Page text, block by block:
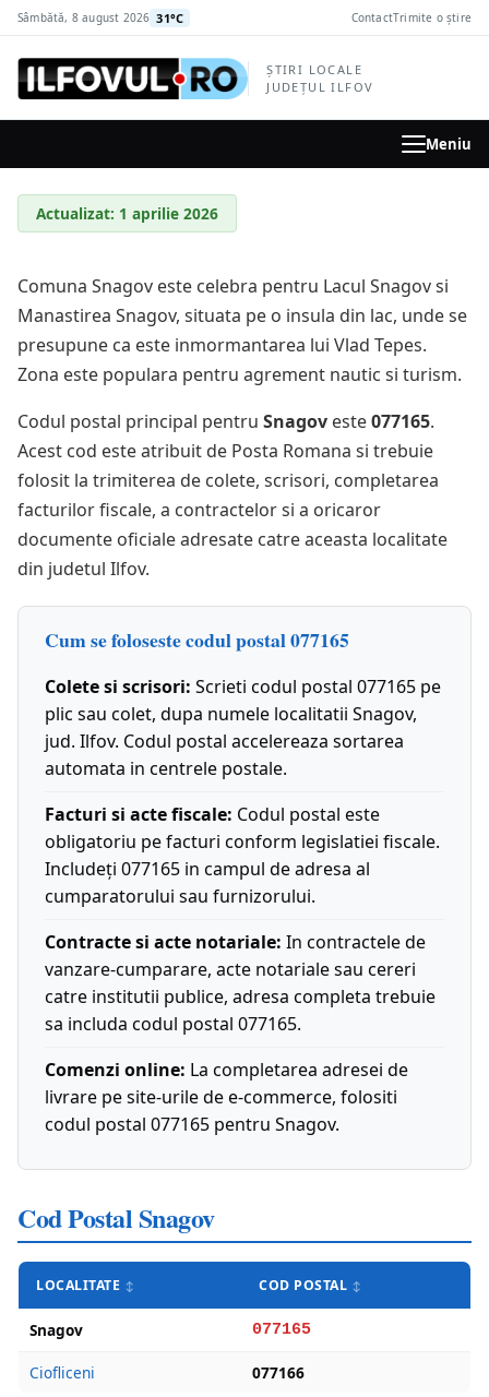
conținutul
Sâmbătă, 8 august 2026 31°C ContactTrimite o știre
ȘTIRI LOCALE
JUDEȚUL ILFOV
Meniu
Actualizat: 1 aprilie 2026
Comuna Snagov este celebra pentru Lacul Snagov si
Manastirea Snagov, situata pe o insula din lac, unde se
presupune ca este inmormantarea lui Vlad Tepes.
Zona este populara pentru agrement nautic si turism.
Codul postal principal pentru Snagov este077165.
Acest cod este atribuit de Posta Romana si trebuie
folosit la trimiterea de colete, scrisori, completarea
facturilor fiscale, a contractelor si a oricaror
documente oficiale adresate catre aceasta localitate
din judetul Ilfov.
Cum se foloseste codul postal 077165
Colete si scrisori: Scrieti codul postal 077165 pe
plic sau colet, dupa numele localitatii Snagov,
jud. Ilfov. Codul postal accelereaza sortarea
automata in centrele postale.
Facturi si acte fiscale: Codul postal este
obligatoriu pe facturi conform legislatiei fiscale.
Includeți 077165 in campul de adresa al
cumparatorului sau furnizorului.
Contracte si acte notariale: In contractele de
vanzare-cumparare, acte notariale sau cereri
catre institutii publice, adresa completa trebuie
sa includa codul postal 077165.
Comenzi online: La completarea adresei de
livrare pe site-urile de e-commerce, folositi
codul postal 077165 pentru Snagov.
Cod Postal Snagov
LOCALITATE COD POSTAL
Snagov 077165
Ciofliceni 077166